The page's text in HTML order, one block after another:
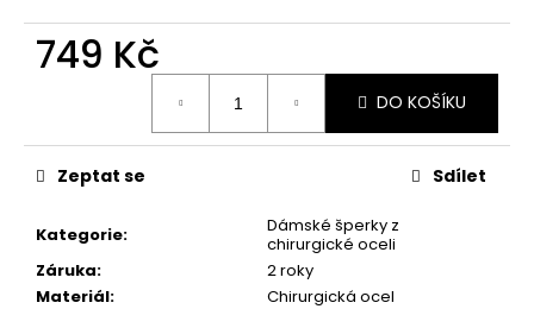
749 Kč
DO KOŠÍKU
Kategorie:
Dámské šperky z
chirurgické oceli
Záruka:
2 roky
Materiál:
Chirurgická ocel
Zeptat se Sdílet
HLEDAT
o
o